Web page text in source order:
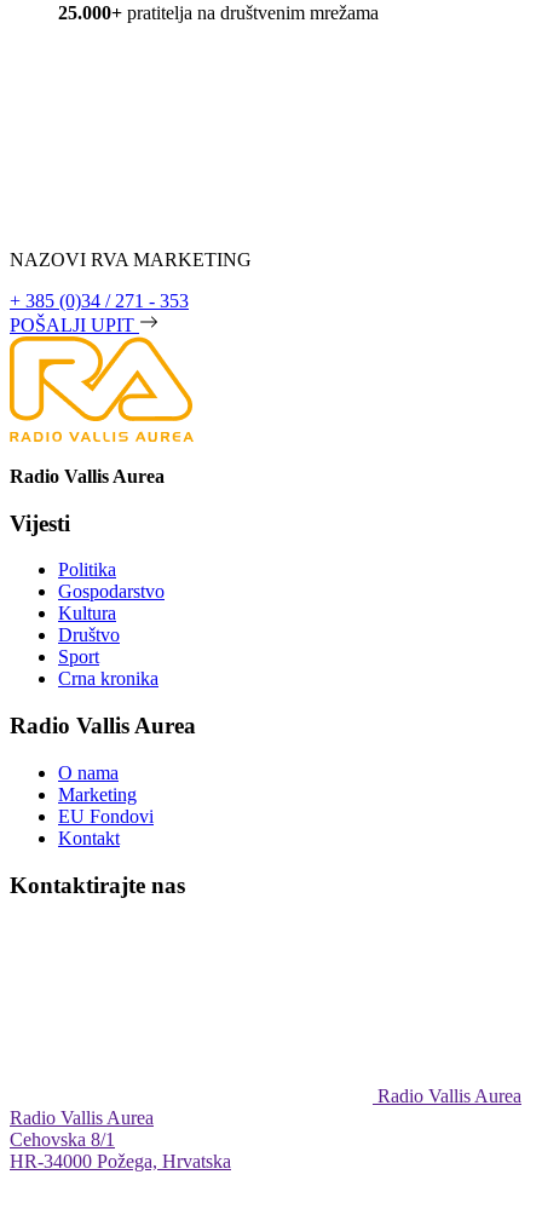
25.000+ pratitelja na društvenim mrežama
NAZOVI RVA MARKETING
+ 385 (0)34 / 271 - 353
POŠALJI UPIT
Radio Vallis Aurea
Vijesti
Politika
Gospodarstvo
Kultura
Društvo
Sport
Crna kronika
Radio Vallis Aurea
O nama
Marketing
EU Fondovi
Kontakt
Kontaktirajte nas
Radio Vallis Aurea
Radio Vallis Aurea
Cehovska 8/1
HR-34000 Požega, Hrvatska